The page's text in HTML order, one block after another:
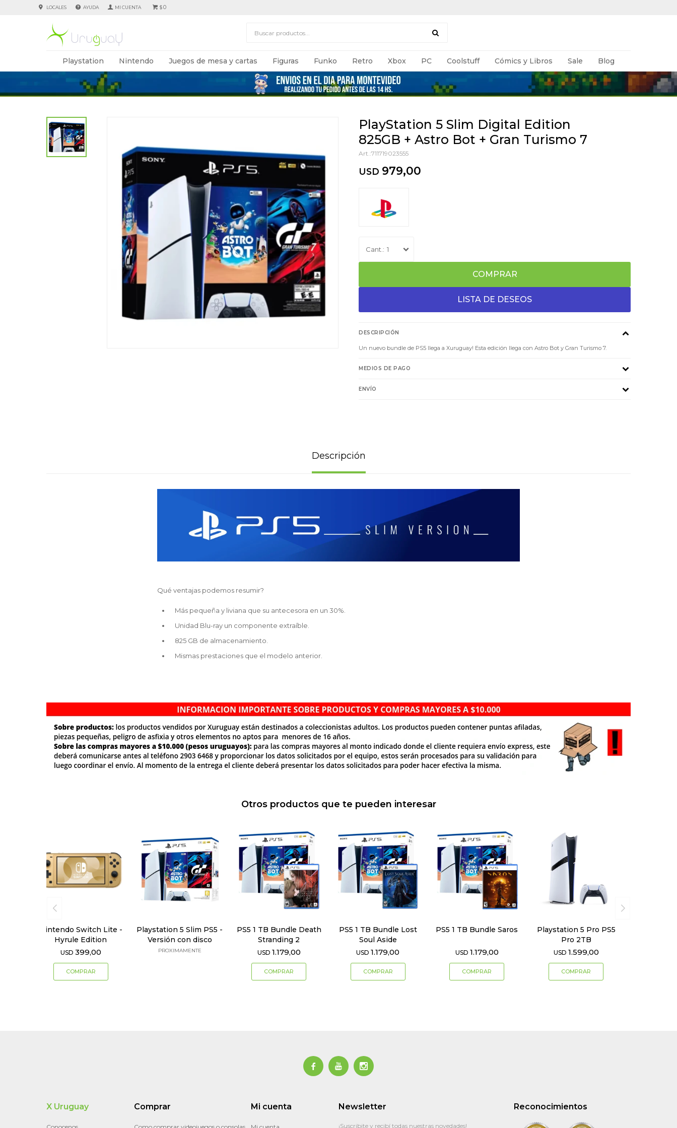
Playstation Nintendo Juegos de mesa y cartas Figuras Funko Retro Xbox PC Coolstuff Cómics y Libros Sale Blog
$0
LOCALES AYUDA
PlayStation 5 Slim Digital Edition
825GB + Astro Bot + Gran Turismo 7
711719023555
USD 979,00
1
COMPRAR
DESCRIPCIÓN
Un nuevo bundle de PS5 llega a Xuruguay! Esta edición llega con Astro Bot y Gran Turismo 7.
MEDIOS DE PAGO
ENVÍO
Descripción
Qué ventajas podemos resumir?
Más pequeña y liviana que su antecesora en un 30%.
Unidad Blu-ray un componente extraíble.
825 GB de almacenamiento.
Mismas prestaciones que el modelo anterior.
Otros productos que te pueden interesar
Nintendo Switch Lite -
Hyrule Edition
USD 399,00
Playstation 5 Slim PS5 -
Versión con disco
PROXIMAMENTE
PS5 1 TB Bundle Death
Stranding 2
USD 1.179,00
PS5 1 TB Bundle Lost
Soul Aside
USD 1.179,00
PS5 1 TB Bundle Saros
USD 1.179,00
Playstation 5 Pro PS5
Pro 2TB
USD 1.599,00
  
Reconocimientos
X Uruguay Comprar Mi cuenta Newsletter
¡Suscribite y recibí todas nuestras novedades!